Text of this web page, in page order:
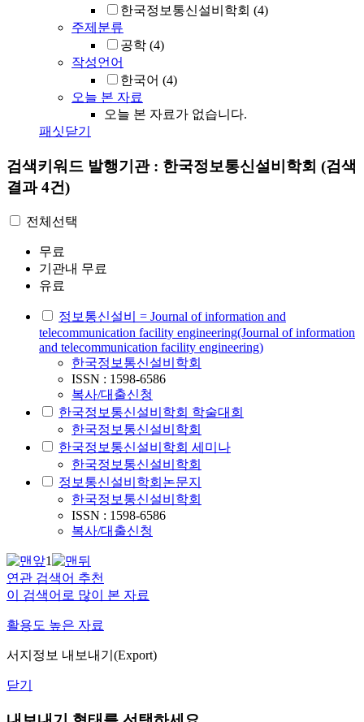
한국정보통신설비학회 (4)
주제분류
공학 (4)
작성언어
한국어 (4)
오늘 본 자료
오늘 본 자료가 없습니다.
패싯닫기
검색키워드 발행기관 : 한국정보통신설비학회 (검색
결과 4건)
전체선택
무료
기관내 무료
유료
정보통신설비 = Journal of information and
telecommunication facility engineering(Journal of information
and telecommunication facility engineering)
한국정보통신설비학회
ISSN : 1598-6586
복사/대출신청
한국정보통신설비학회 학술대회
한국정보통신설비학회
한국정보통신설비학회 세미나
한국정보통신설비학회
정보통신설비학회논문지
한국정보통신설비학회
ISSN : 1598-6586
복사/대출신청
1
연관 검색어 추천
이 검색어로 많이 본 자료
활용도 높은 자료
서지정보 내보내기(Export)
닫기